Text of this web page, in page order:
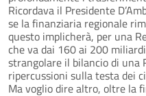
Ricordava il Presidente
se la finanziaria regionale
questo implicherà, per una
che va dai 160 ai 200
strangolare il bilancio di una
ripercussioni sulla testa dei
Ma voglio dire altro, oltre la